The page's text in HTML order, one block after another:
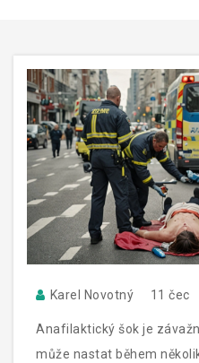
Karel Novotný 11 čec
Anafilaktický šok je
může nastat během